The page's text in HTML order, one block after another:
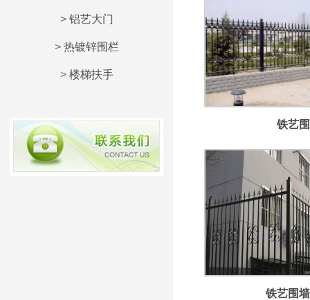
> 铝艺大门
> 热镀锌围栏
> 楼梯扶手
铁艺
铁艺围